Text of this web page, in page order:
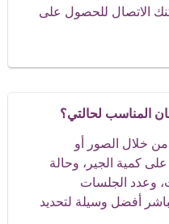
الاتصال للحصول على
المناسب لحالتي؟
من خلال الصور أو
كمية الجير، وحالة
وعدد الجلسات
أفضل وسيلة لتحديد